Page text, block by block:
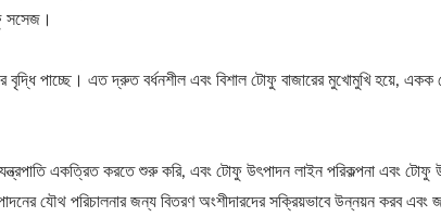
সসেজ।
পাচ্ছে। এত দ্রুত বর্ধনশীল এবং বিশাল টোফু বাজারের মুখোমুখি হয়ে, একক
একত্রিত করতে শুরু করি, এবং টোফু উৎপাদন লাইন পরিকল্পনা এবং টোফু
যৌথ পরিচালনার জন্য বিতরণ অংশীদারদের সক্রিয়ভাবে উন্নয়ন করব এবং
Tofu Legend